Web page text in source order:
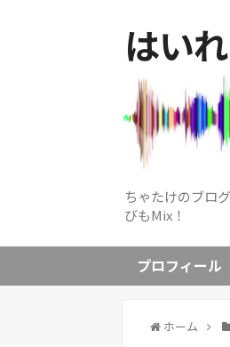
はいれ
ちゃたけのブロ
びもMix！
プロフィール
ホーム